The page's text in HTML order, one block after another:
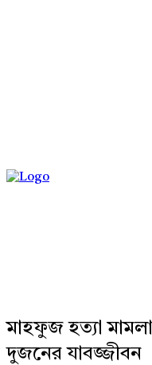
মাহফুজ হত্যা
দুজনের যাবজ্জীবন